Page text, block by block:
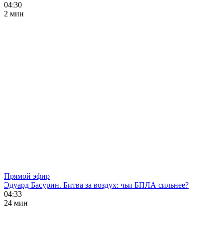
04:30
2 мин
Прямой эфир
Эдуард Басурин. Битва за воздух: чьи БПЛА сильнее?
04:33
24 мин